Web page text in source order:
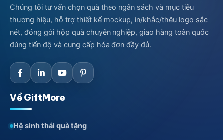
Chúng tôi tư vấn chọn quà theo ngân sách và mục tiêu
thương hiệu, hỗ trợ thiết kế mockup, in/khắc/thêu logo sắc
nét, đóng gói hộp quà chuyên nghiệp, giao hàng toàn quốc
đúng tiến độ và cung cấp hóa đơn đầy đủ.
Về GiftMore
Hệ sinh thái quà tặng